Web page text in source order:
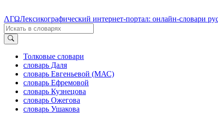
ΛΓΩЛексикографический интернет-портал: онлайн-словари
Толковые словари
словарь Даля
словарь Евгеньевой (МАС)
словарь Ефремовой
словарь Кузнецова
словарь Ожегова
словарь Ушакова